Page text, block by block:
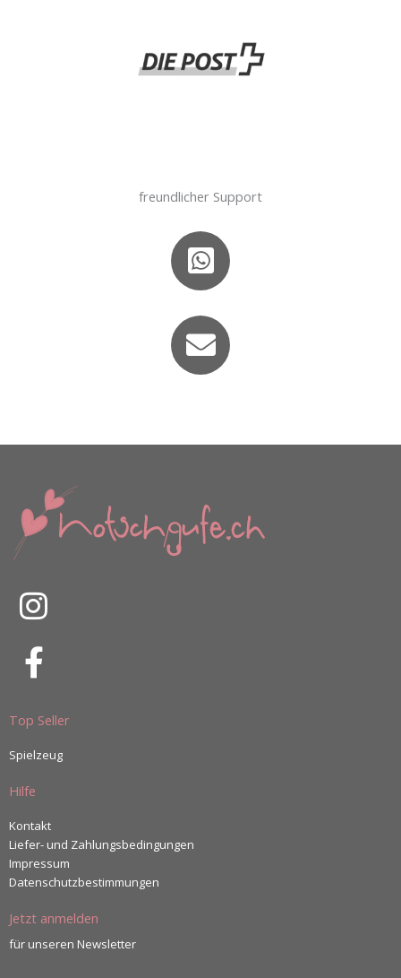
freundlicher Support
Top Seller
Spielzeug
Hilfe
Kontakt
Liefer- und Zahlungsbedingungen
Impressum
Datenschutzbestimmungen
Jetzt anmelden
für unseren Newsletter